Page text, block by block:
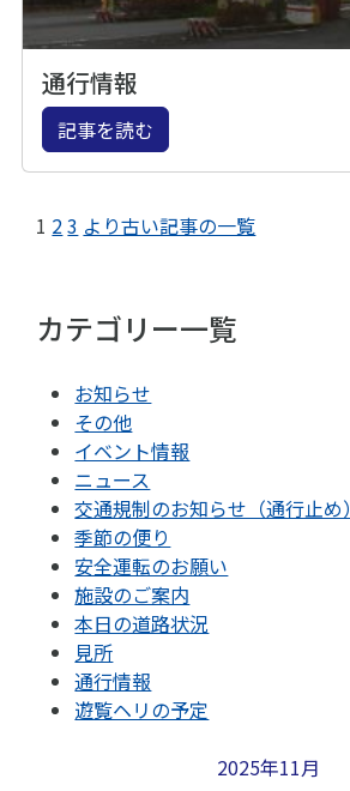
通行情報
記事を読む
1 23 より古い記事の一覧
カテゴリー一覧
お知らせ
その他
イベント情報
ニュース
交通規制のお知らせ（通行止め）
季節の便り
安全運転のお願い
施設のご案内
本日の道路状況
見所
通行情報
遊覧ヘリの予定
2025年11月